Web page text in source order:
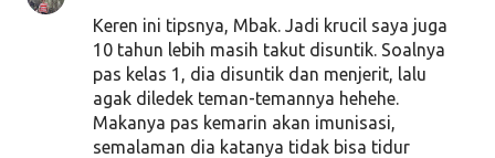
Keren ini tipsnya, Mbak. Jadi krucil saya juga
10 tahun lebih masih takut disuntik. Soalnya
pas kelas 1, dia disuntik dan menjerit, lalu
agak diledek teman-temannya hehehe.
Makanya pas kemarin akan imunisasi,
semalaman dia katanya tidak bisa tidur